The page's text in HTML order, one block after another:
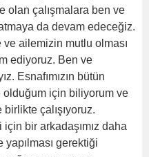
olan çalışmalara ben ve
da devam edeceğiz.
ailemizin mutlu olması
ediyoruz. Ben ve
Esnafımızın bütün
olduğum için biliyorum ve
çalışıyoruz.
bir arkadaşımız daha
gerektiği